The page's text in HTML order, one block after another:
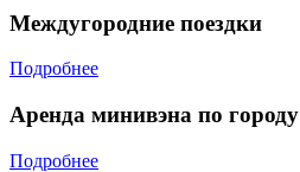
Междугородние поездки
Подробнее
Аренда минивэна по городу
Подробнее